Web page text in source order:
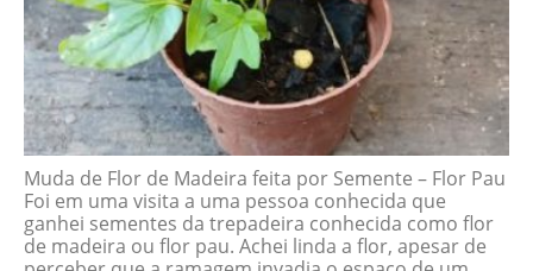
Muda de Flor de Madeira feita por Semente – Flor Pau
Foi em uma visita a uma pessoa conhecida que
ganhei sementes da trepadeira conhecida como flor
de madeira ou flor pau. Achei linda a flor, apesar de